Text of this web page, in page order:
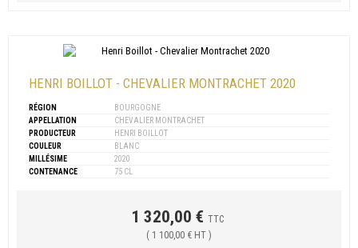
HENRI BOILLOT - CHEVALIER MONTRACHET 2020
RÉGION
BOURGOGNE
APPELLATION
CHEVALIER MONTRACHET
PRODUCTEUR
HENRI BOILLOT
COULEUR
BLANC
MILLÉSIME
2020
CONTENANCE
75 CL
1 320,00 € TTC
( 1 100,00 € HT )